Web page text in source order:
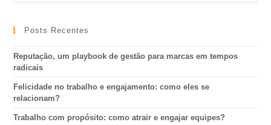
Posts Recentes
Reputação, um playbook de gestão para marcas em tempos
radicais
Felicidade no trabalho e engajamento: como eles se
relacionam?
Trabalho com propósito: como atrair e engajar equipes?